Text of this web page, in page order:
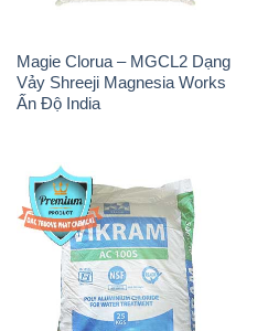
Magie Clorua – MGCL2 Dạng
Vảy Shreeji Magnesia Works
Ấn Độ India